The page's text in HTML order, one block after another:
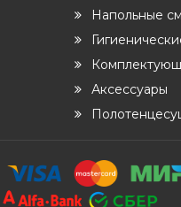
Напольные
Аксессуары